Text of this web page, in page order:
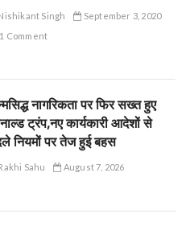
Singh
September 3, 2020
1 Comment
नागरिकता पर फिर सख्त हुए
ट्रंप,नए कार्यकारी आदेशों से
नियमों पर तेज हुई बहस
Sahu August 7, 2026